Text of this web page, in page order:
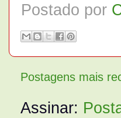
Postado por
Postagens mais
Assinar: